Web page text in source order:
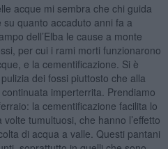
acque mi sembra che chi guida
su quanto accaduto anni fa a
dell’Elba le cause a monte
per cui i rami morti funzionarono
e la cementificazione. Si è
dei fossi piuttosto che alla
imperterrita. Prendiamo
la cementificazione facilita lo
tumultuosi, che hanno l’effetto
di acqua a valle. Questi pantani